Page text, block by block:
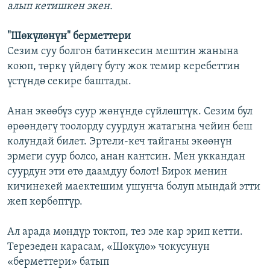
алып кетишкен экен.
"Шөкүлөнүн" берметтери
Сезим суу болгон батинкесин мештин жанына
коюп, төркү үйдөгү буту жок темир керебеттин
үстүндө секире баштады.
Анан экөөбүз суур жөнүндө сүйлөштүк. Сезим бул
өрөөндөгү тоолорду суурдун жатагына чейин беш
колундай билет. Эртели-кеч тайганы экөөнүн
эрмеги суур болсо, анан кантсин. Мен уккандан
суурдун эти өтө даамдуу болот! Бирок менин
кичинекей маектешим ушунча болуп мындай этти
жеп көрбөптүр.
Ал арада мөндүр токтоп, тез эле кар эрип кетти.
Терезеден карасам, «Шөкүлө» чокусунун
«берметтери» батып